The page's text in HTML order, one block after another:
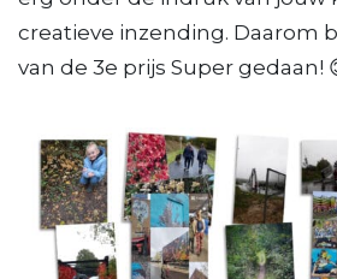
creatieve inzending. Daarom
van de 3e prijs Super gedaan!